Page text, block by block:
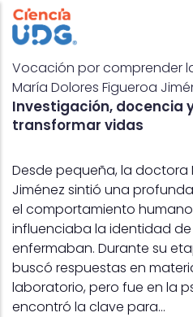
Skip
to
main
content
Vocación por comprender
María Dolores Figueroa
Investigación, docencia
transformar vidas
Desde pequeña, la doctora
Jiménez sintió una
el comportamiento
influenciaba la identidad
enfermaban. Durante su
buscó respuestas en
laboratorio, pero fue en la
encontró la clave para…